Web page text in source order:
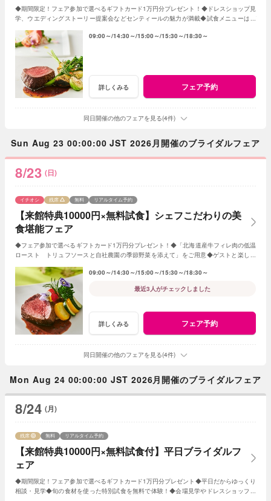
◆期間限定！フェア参加で選べるギフトカード1万円分プレゼント！◆ドレスショップ見
学、ウエディングストーリー提案会などセンティールの魅力が満載◆試食メニューはデ
09:00～ 14:30～ 15:00～ 15:30～ 18:30～
詳しくみる フェア予約
同日開催の他のフェアを見る(4件)
Sun Aug 23 00:00:00 JST 2026月開催のブライダルフェア
8/23 (日)
【来館特典10000円×無料試食】シェフこだわりの美
食堪能フェア
イチオシ 残席 無料 リアルタイム予約
◆フェア参加で選べるギフトカード1万円分プレゼント！◆「北海道産牛フィレ肉の低温
ロースト トリュフソースと自社農園の季節野菜を添えて」をご用意◆ゲストと楽しめ
09:00～ 14:30～ 15:00～ 15:30～ 18:30～
最近3人がチェックしました
詳しくみる フェア予約
同日開催の他のフェアを見る(4件)
Mon Aug 24 00:00:00 JST 2026月開催のブライダルフェア
8/24 (月)
【来館特典10000円×無料試食付】平日ブライダルフ
ェア
残席 無料 リアルタイム予約
◆期間限定！フェア参加で選べるギフトカード1万円分プレゼント◆平日だからゆっくり
相談・見学◆旬の食材を使った特別試食を無料で体験！◆会場見学やドレスショップ見